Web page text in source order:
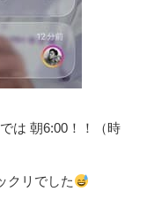
は 朝6:00！！（時
クリでした